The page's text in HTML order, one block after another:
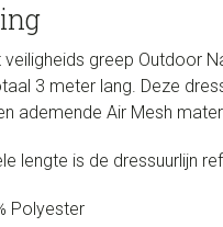
veiligheids greep Outdoor
3 meter lang. Deze
ademende Air Mesh
lengte is de dressuurlijn
Polyester